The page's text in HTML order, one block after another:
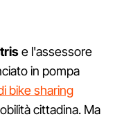
e l'assessore
in pompa
bike sharing
cittadina. Ma